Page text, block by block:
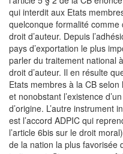
qui interdit aux Etats
quelconque formalité
droit d’auteur. Depuis
pays d’exportation le plus
parler du traitement national
droit d’auteur. Il en résulte
Etats membres à la CB
et nonobstant l’existence
d’origine. L’autre instrument
est l’accord ADPIC qui
l’article 6bis sur le droit
de la nation la plus favorisée